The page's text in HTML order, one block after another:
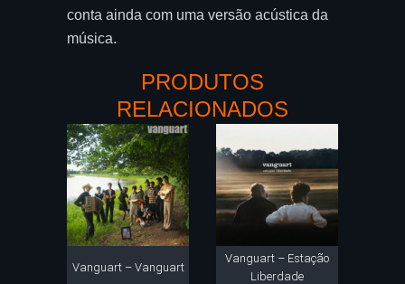
conta ainda com uma versão acústica da
música.
PRODUTOS
RELACIONADOS
Vanguart – Vanguart
Vanguart – Estação
Liberdade